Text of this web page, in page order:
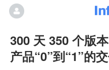
300 天 350 个版
产品“0”到“1”的